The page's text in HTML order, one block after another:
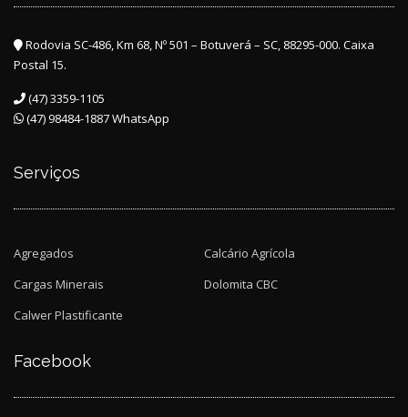
Rodovia SC-486, Km 68, Nº 501 – Botuverá – SC, 88295-000. Caixa
Postal 15.
(47) 3359-1105
(47) 98484-1887 WhatsApp
Serviços
Agregados
Calcário Agrícola
Cargas Minerais
Dolomita CBC
Calwer Plastificante
Facebook